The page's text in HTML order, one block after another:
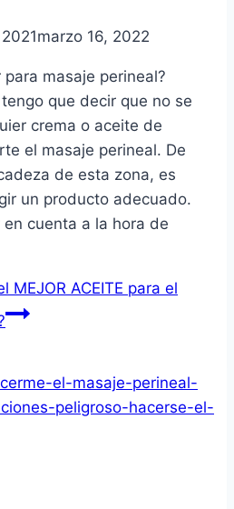
marzo 16, 2022
masaje perineal?
que decir que no se
crema o aceite de
el masaje perineal. De
de esta zona, es
un producto adecuado.
cuenta a la hora de
MEJOR ACEITE para el